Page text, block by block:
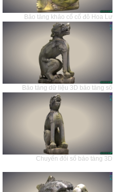
Bảo tàng khảo cổ cố đô Hoa Lư
Bảo tàng dữ liệu 3D bảo tàng số
Chuyển đổi số bảo tàng 3D